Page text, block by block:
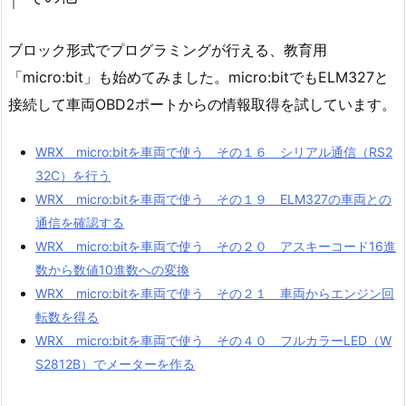
ブロック形式でプログラミングが行える、教育用
「micro:bit」も始めてみました。micro:bitでもELM327と
接続して車両OBD2ポートからの情報取得を試しています。
WRX micro:bitを車両で使う その１６ シリアル通信（RS2
32C）を行う
WRX micro:bitを車両で使う その１９ ELM327の車両との
通信を確認する
WRX micro:bitを車両で使う その２０ アスキーコード16進
数から数値10進数への変換
WRX micro:bitを車両で使う その２１ 車両からエンジン回
転数を得る
WRX micro:bitを車両で使う その４０ フルカラーLED（W
S2812B）でメーターを作る